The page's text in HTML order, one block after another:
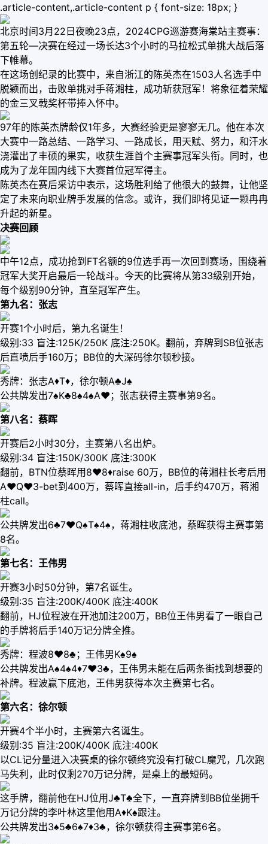
.article-content,.article-content p { font-size: 18px; }
北京时间3月22日夜晚23点，2024CPG巡游赛海棠站主赛事：
第五轮—决赛在经过一场长达3个小时的马拉松式单挑大战后落
下帷幕。
在这场创纪录的比赛中，来自浙江的陈英杰在1503人名选手中
脱颖而出，击败单挑对手蒋湘柱，成功斩获冠军！将象征着荣耀
的金三叉戟奖杯带捧入怀中。
97年的陈英杰牌龄仅1年多，大赛经验更是寥寥无几。他在本次
大赛中一路总结、一路学习、一路成长，用天赋、努力，和汗水
浇灌出了丰硕的果实，收获生涯首个主赛事冠军头衔。同时，也
成为了龙年国内线下大赛首位冠军得主。
陈英杰在赛后采访中表示，这场胜利给了他很大的鼓舞，让他坚
定了未来向职业牌手发展的信念。或许，我们即将见证一颗冉冉
升起的新星。
决赛回顾
中午12点，成功抢到FT名额的9位选手再一次回到赛场，围绕着
冠军大奖开启最后一轮战斗。今天的比赛将从第33级别开始，
每个级别90分钟，直至冠军产生。
第九名：张志
开赛1个小时后，第九名诞生！
级别:33 盲注:125K/250K 底注:250K。翻前，弃牌到SB位张志
后直喷后手160万；BB位的大深码徐尔顿秒接。
秀牌：张志A♦️T♦️，徐尔顿A♣️J♠️
公共牌发出7♠️K♣️8♠️4♠️A♥️；张志获得主赛事第9名。
第八名：蔡晖
开赛后2小时30分，主赛第八名出炉。
级别:34 盲注:150K/300K 底注:300K
翻前，BTN位蔡晖用8♥️8♦️raise 60万，BB位的蒋湘柱长考后用
A♥️Q♥️3-bet到400万，蔡晖直接all-in，后手约470万，蒋湘
柱call。
公共牌发出6♣️7♥️Q♠️T♠️4♠️，蒋湘柱收底池，蔡晖获得主赛事第
8名。
第七名：王伟男
开赛3小时50分钟，第7名诞生。
级别:35 盲注:200K/400K 底注:400K
翻前，HJ位程波在开池加注200万，BB位王伟男看了一眼自己
的手牌将后手140万记分牌全推。
秀牌：程波8♥️8♣️；王伟男K♠️9♠️
公共牌发出A♠️4♠️4♦️7♥️3♣️，王伟男未能在后两条街找到想要的
补牌。程波赢下底池，王伟男获得本次主赛第七名。
第六名：徐尔顿
开赛4个半小时，主赛第六名诞生。
级别:35 盲注:200K/400K 底注:400K
以CL记分量进入决赛桌的徐尔顿终究没有打破CL魔咒，几次跑
马失利，此时仅剩270万记分牌，是桌上的最短码。
这手牌，翻前他在HJ位用J♣️T♣️全下，一直弃牌到BB位坐拥千
万记分牌的李叶林这里他用A♦️K♠️跟注。
公共牌发出3♠️5♣️6♠️7♦️3♣️，徐尔顿获得主赛事第6名。